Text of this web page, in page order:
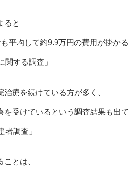
ると
平均して約9.9万円の費用が掛かる
する調査」
療を続けている方が多く、
受けているという調査結果も出て
調査」
とは、